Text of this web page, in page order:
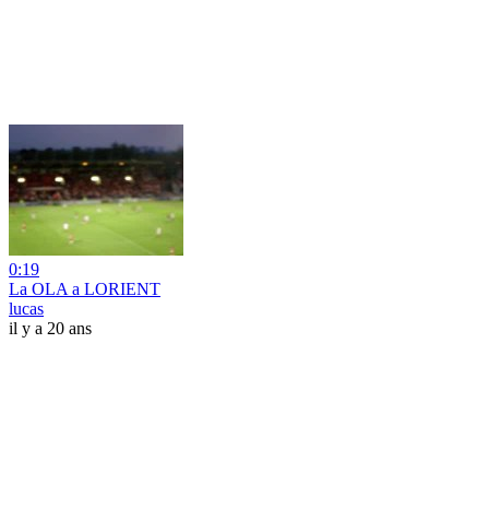
0:19
La OLA a LORIENT
lucas
il y a 20 ans